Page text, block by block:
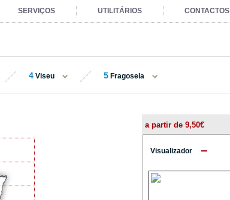
SERVIÇOS UTILITÁRIOS CONTACTOS
4 Viseu 5 Fragosela
a partir de 9,50€
Visualizador